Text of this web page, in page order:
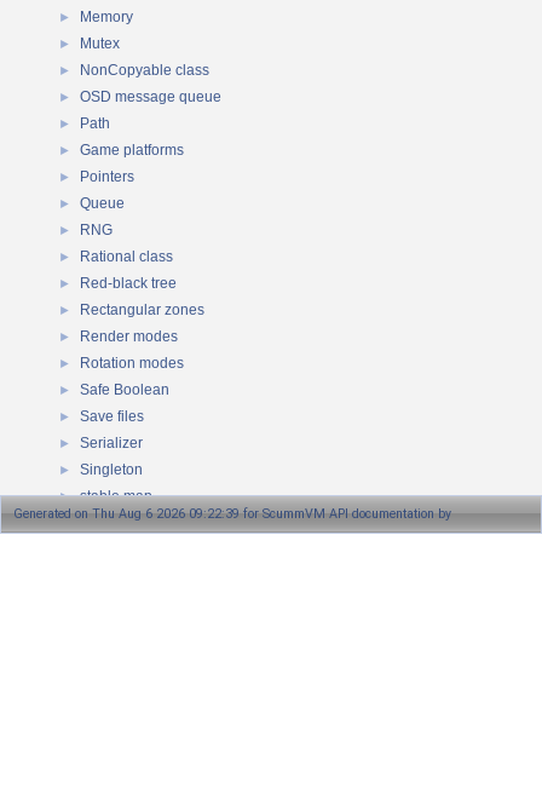
► Memory
► Mutex
► NonCopyable class
► OSD message queue
► Path
► Game platforms
► Pointers
► Queue
► RNG
► Rational class
► Red-black tree
► Rectangular zones
► Render modes
► Rotation modes
► Safe Boolean
► Save files
► Serializer
► Singleton
► stable map
► Stack
Generated on Thu Aug 6 2026 09:22:39 for ScummVM API documentation by